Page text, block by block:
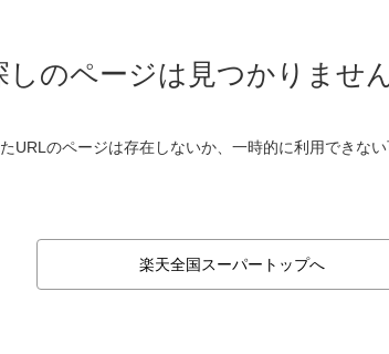
しのページは見つかりませ
URLのページは存在しないか、一時的に利用できない
楽天全国スーパートップへ